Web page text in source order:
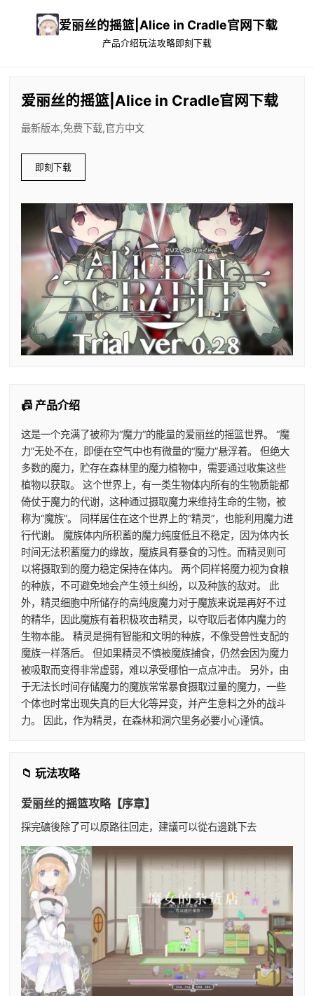
爱丽丝的摇篮|Alice in Cradle官网下载
产品介绍玩法攻略即刻下载
爱丽丝的摇篮|Alice in Cradle官网下载
最新版本,免费下载,官方中文
即刻下载
📠 产品介绍
这是一个充满了被称为“魔力”的能量的爱丽丝的摇篮世界。 “魔
力”无处不在，即便在空气中也有微量的“魔力”悬浮着。 但绝大
多数的魔力，贮存在森林里的魔力植物中，需要通过收集这些
植物以获取。 这个世界上，有一类生物体内所有的生物质能都
倚仗于魔力的代谢，这种通过摄取魔力来维持生命的生物，被
称为“魔族”。 同样居住在这个世界上的“精灵”，也能利用魔力进
行代谢。 魔族体内所积蓄的魔力纯度低且不稳定，因为体内长
时间无法积蓄魔力的缘故，魔族具有暴食的习性。而精灵则可
以将摄取到的魔力稳定保持在体内。 两个同样将魔力视为食粮
的种族，不可避免地会产生领土纠纷，以及种族的敌对。 此
外，精灵细胞中所储存的高纯度魔力对于魔族来说是再好不过
的精华，因此魔族有着积极攻击精灵，以夺取后者体内魔力的
生物本能。 精灵是拥有智能和文明的种族，不像受兽性支配的
魔族一样落后。 但如果精灵不慎被魔族捕食，仍然会因为魔力
被吸取而变得非常虚弱，难以承受哪怕一点点冲击。 另外，由
于无法长时间存储魔力的魔族常常暴食摄取过量的魔力，一些
个体也时常出现失真的巨大化等异变，并产生意料之外的战斗
力。 因此，作为精灵，在森林和洞穴里务必要小心谨慎。
📁 玩法攻略
爱丽丝的摇篮攻略【序章】
採完礦後除了可以原路往回走，建議可以從右邊跳下去